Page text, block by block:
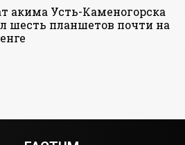
акима Усть-Каменогорска
шесть планшетов почти на